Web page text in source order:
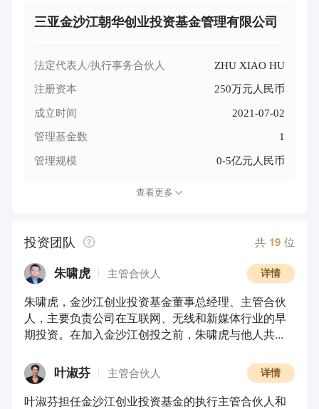
三亚金沙江朝华创业投资基金管理有限公司
法定代表人/执行事务合伙人 ZHU XIAO HU
注册资本 250万元人民币
成立时间 2021-07-02
管理基金数 1
管理规模 0-5亿元人民币
查看更多
投资团队 共 19 位
朱啸虎 主管合伙人
朱啸虎，金沙江创业投资基金董事总经理、主管合伙
人，主要负责公司在互联网、无线和新媒体行业的早
期投资。在加入金沙江创投之前，朱啸虎与他人共...
详情
叶淑芬 主管合伙人
叶淑芬担任金沙江创业投资基金的执行主管合伙人和
详情